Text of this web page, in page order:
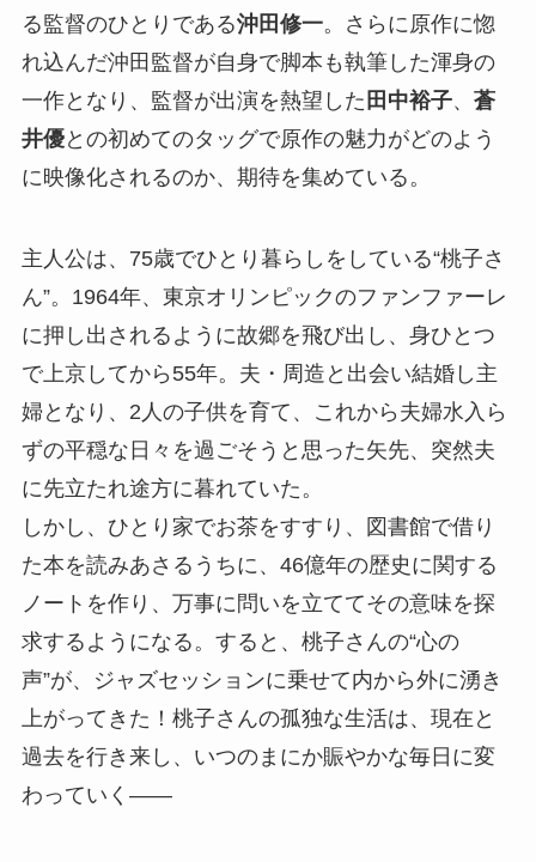
る監督のひとりである沖田修一。さらに原作に惚
れ込んだ沖田監督が自身で脚本も執筆した渾身の
一作となり、監督が出演を熱望した 田中裕子、 蒼
井優との初めてのタッグで原作の魅力がどのよう
に映像化されるのか、期待を集めている。
主人公は、75歳でひとり暮らしをしている“桃子さ
ん”。1964年、東京オリンピックのファンファーレ
に押し出されるように故郷を飛び出し、身ひとつ
で上京してから55年。夫・周造と出会い結婚し主
婦となり、2人の子供を育て、これから夫婦水入ら
ずの平穏な日々を過ごそうと思った矢先、突然夫
に先立たれ途方に暮れていた。
しかし、ひとり家でお茶をすすり、図書館で借り
た本を読みあさるうちに、46億年の歴史に関する
ノートを作り、万事に問いを立ててその意味を探
求するようになる。すると、桃子さんの“心の
声”が、ジャズセッションに乗せて内から外に湧き
上がってきた！桃子さんの孤独な生活は、現在と
過去を行き来し、いつのまにか賑やかな毎日に変
わっていく――